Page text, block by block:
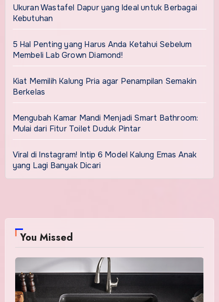
Ukuran Wastafel Dapur yang Ideal untuk Berbagai
Kebutuhan
5 Hal Penting yang Harus Anda Ketahui Sebelum
Membeli Lab Grown Diamond!
Kiat Memilih Kalung Pria agar Penampilan Semakin
Berkelas
Mengubah Kamar Mandi Menjadi Smart Bathroom:
Mulai dari Fitur Toilet Duduk Pintar
Viral di Instagram! Intip 6 Model Kalung Emas Anak
yang Lagi Banyak Dicari
You Missed